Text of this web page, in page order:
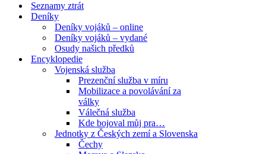
Seznamy ztrát
Deníky
Deníky vojáků – online
Deníky vojáků – vydané
Osudy našich předků
Encyklopedie
Vojenská služba
Prezenční služba v míru
Mobilizace a povolávání za
války
Válečná služba
Kde bojoval můj pra…
Jednotky z Českých zemí a Slovenska
Čechy